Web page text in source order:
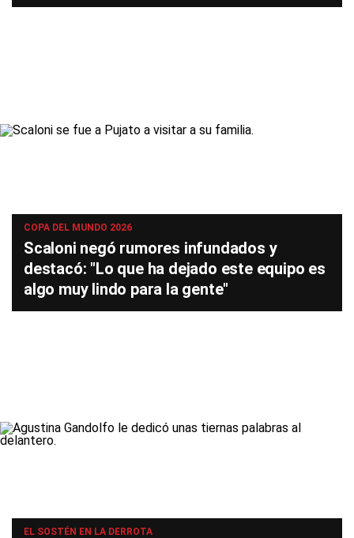
COPA DEL MUNDO 2026
Scaloni negó rumores infundados y
destacó: "Lo que ha dejado este equipo es
algo muy lindo para la gente"
EL SOSTÉN EN LA DERROTA